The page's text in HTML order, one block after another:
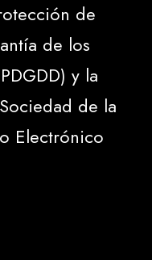
de
de los
y la
de la
Electrónico